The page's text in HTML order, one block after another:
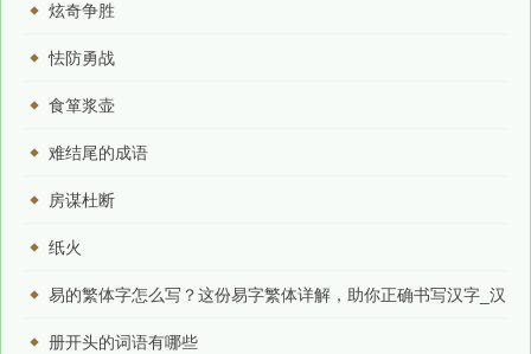
炫奇争胜
怯防勇战
食箪浆壶
难结尾的成语
房谋杜断
纸火
易的繁体字怎么写？这份易字繁体详解，助你正确书写汉字_汉
字繁体学习
册开头的词语有哪些